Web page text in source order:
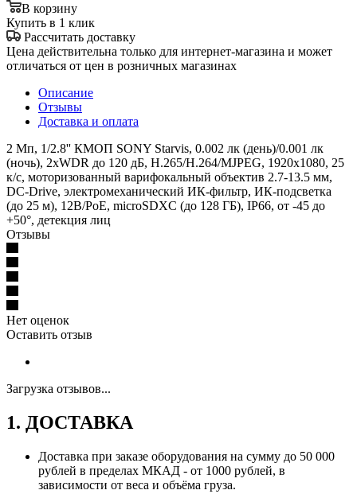
В корзину
Купить в 1 клик
Рассчитать доставку
Цена действительна только для интернет-магазина и может
отличаться от цен в розничных магазинах
Описание
Отзывы
Доставка и оплата
2 Мп, 1/2.8'' КМОП SONY Starvis, 0.002 лк (день)/0.001 лк
(ночь), 2xWDR до 120 дБ, H.265/H.264/MJPEG, 1920x1080, 25
к/с, моторизованный варифокальный объектив 2.7-13.5 мм,
DC-Drive, электромеханический ИК-фильтр, ИК-подсветка
(до 25 м), 12В/PoE, microSDXC (до 128 ГБ), IP66, от -45 до
+50°, детекция лиц
Отзывы
Нет оценок
Оставить отзыв
Загрузка отзывов...
1. ДОСТАВКА
Доставка при заказе оборудования на сумму до 50 000
рублей в пределах МКАД - от 1000 рублей, в
зависимости от веса и объёма груза.